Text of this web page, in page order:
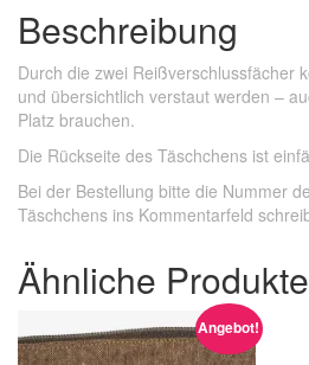
Beschreibung
Durch die zwei Reißverschlussfächer
und übersichtlich verstaut werden –
Platz brauchen.
Die Rückseite des Täschchens ist
Bei der Bestellung bitte die Nummer
Täschchens ins Kommentarfeld
Ähnliche Produkte
Angebot!